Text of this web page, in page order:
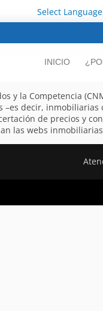
Select Language
INICIO
y la Competencia
decir, inmobiliarias
de precios y
las webs